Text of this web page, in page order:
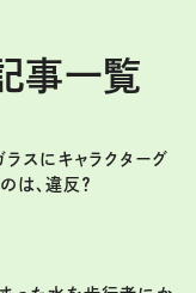
事一覧
ラスにキャラクターグ
は、違反？